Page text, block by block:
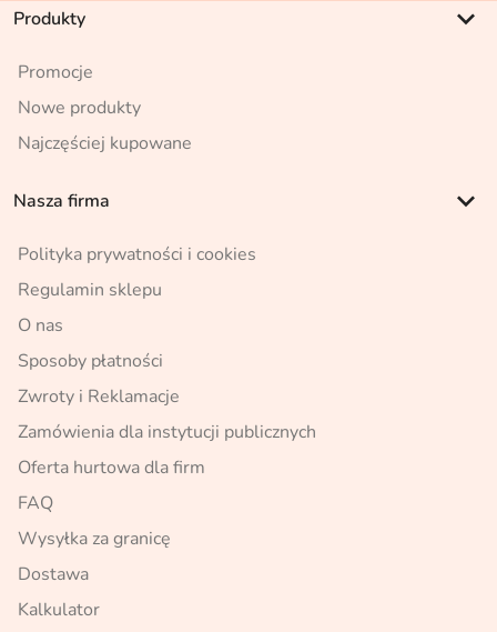
Produkty keyboard_arrow_down
Promocje
Nowe produkty
Najczęściej kupowane
Nasza firma keyboard_arrow_down
Polityka prywatności i cookies
Regulamin sklepu
O nas
Sposoby płatności
Zwroty i Reklamacje
Zamówienia dla instytucji publicznych
Oferta hurtowa dla firm
FAQ
Wysyłka za granicę
Dostawa
Kalkulator